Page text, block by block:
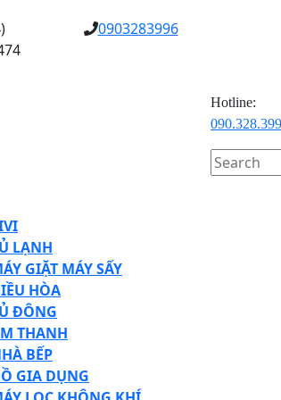
0903283996
Hotline:
Search
for:
LẠNH
GIẶT MÁY SẤY
HÒA
ĐÔNG
THANH
BẾP
GIA DỤNG